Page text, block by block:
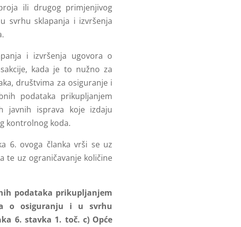
ili drugog primjenjivog
svrhu sklapanja i izvršenja
i izvršenja ugovora o
kada je to nužno za
društvima za osiguranje i
podataka prikupljanjem
javnih isprava koje izdaju
kontrolnog koda.
6. ovoga članka vrši se uz
te uz ograničavanje količine
podataka prikupljanjem
o osiguranju i u svrhu
6. stavka 1. toč. c) Opće